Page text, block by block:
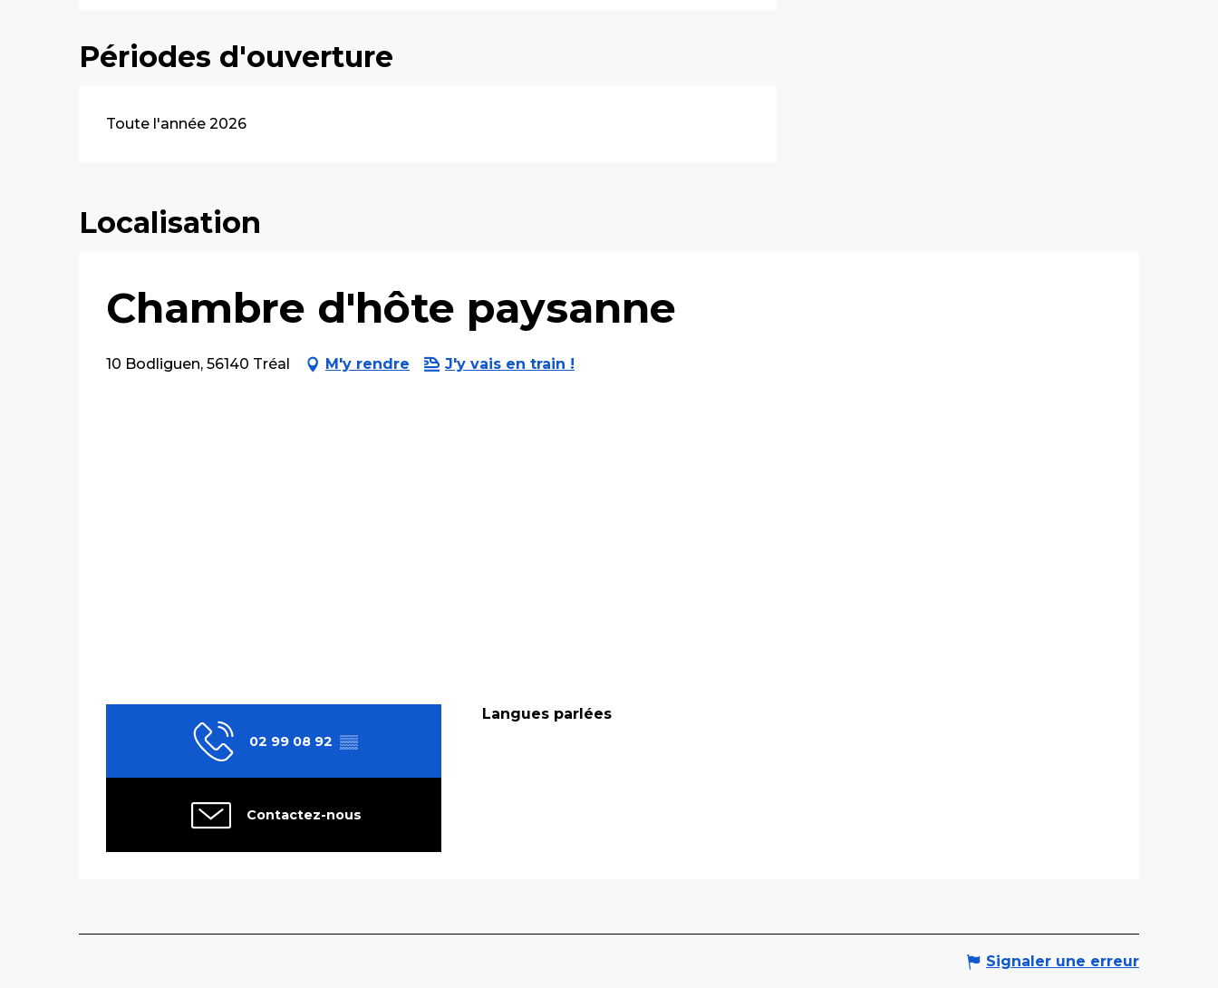
Périodes d'ouverture
Toute l'année 2026
Localisation
Chambre d'hôte paysanne
10 Bodliguen, 56140 Tréal M'y rendre J'y vais en train !
02 99 08 92 ▒▒
Contactez-nous
Langues parlées
Langues parlées
Signaler une erreur